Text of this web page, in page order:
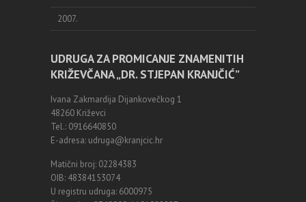
2007.
UDRUGA ZA PROMICANJE ZNAMENITIH
KRIŽEVČANA „DR. STJEPAN KRANJČIĆ”
Ivana Zakmardija Dijankovečkog 1
48260 Križevci
Tel.: 0916640850
E-adresa: udruga@kranjcic.hr
Matični broj: 02284383
OIB: 48384153074
U registru udruga: 6000975